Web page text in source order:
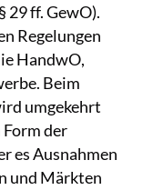
29 ff. GewO).
Regelungen
HandwO,
Beim
umgekehrt
der
es Ausnahmen
und Märkten